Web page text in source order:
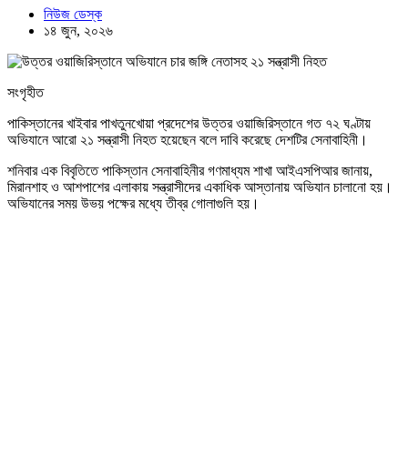
নিউজ ডেস্ক
১৪ জুন, ২০২৬
সংগৃহীত
পাকিস্তানের খাইবার পাখতুনখোয়া প্রদেশের উত্তর ওয়াজিরিস্তানে গত ৭২ ঘণ্টায়
অভিযানে আরো ২১ সন্ত্রাসী নিহত হয়েছেন বলে দাবি করেছে দেশটির সেনাবাহিনী।
শনিবার এক বিবৃতিতে পাকিস্তান সেনাবাহিনীর গণমাধ্যম শাখা আইএসপিআর জানায়,
মিরানশাহ ও আশপাশের এলাকায় সন্ত্রাসীদের একাধিক আস্তানায় অভিযান চালানো হয়।
অভিযানের সময় উভয় পক্ষের মধ্যে তীব্র গোলাগুলি হয়।